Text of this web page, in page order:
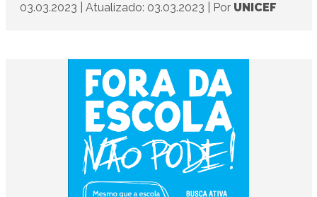
03.03.2023 Atualizado: 03.03.2023 Por UNICEF